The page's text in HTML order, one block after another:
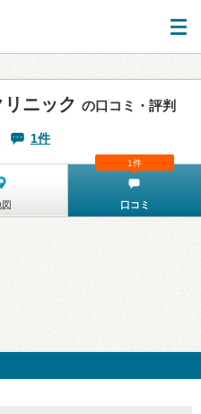
ニック の口コミ・評判
1件
口コミ
1件